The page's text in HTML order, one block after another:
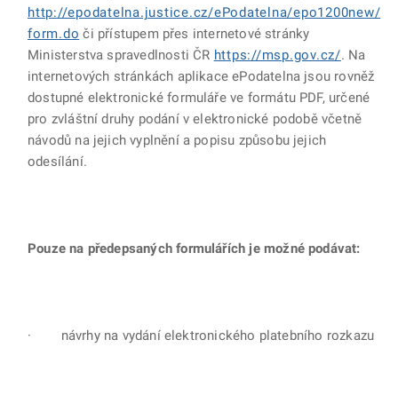
http://epodatelna.justice.cz/ePodatelna/epo1200new/
form.do či přístupem přes internetové stránky
Ministerstva spravedlnosti ČR https://msp.gov.cz/. Na
internetových stránkách aplikace ePodatelna jsou rovněž
dostupné elektronické formuláře ve formátu PDF, určené
pro zvláštní druhy podání v elektronické podobě včetně
návodů na jejich vyplnění a popisu způsobu jejich
odesílání.
Pouze na předepsaných formulářích je možné podávat:
· návrhy na vydání elektronického platebního rozkazu